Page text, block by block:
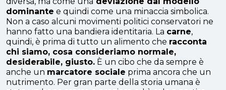
dominante e quindi come una minaccia simbolica.
Non a caso alcuni movimenti politici conservatori ne
hanno fatto una bandiera identitaria. La carne,
quindi, è prima di tutto un alimento che racconta
chi siamo, cosa consideriamo normale,
desiderabile, giusto. È un cibo che da sempre è
anche un marcatore sociale prima ancora che un
nutrimento. Per gran parte della storia umana è